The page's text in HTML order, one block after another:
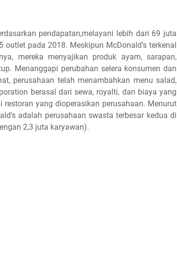
pendapatan,melayani lebih dari 69 juta
pada 2018. Meskipun McDonald's terkenal
mereka menyajikan produk ayam, sarapan,
Menanggapi perubahan selera konsumen dan
perusahaan telah menambahkan menu salad,
berasal dari sewa, royalti, dan biaya yang
yang dioperasikan perusahaan. Menurut
adalah perusahaan swasta terbesar kedua di
2,3 juta karyawan).